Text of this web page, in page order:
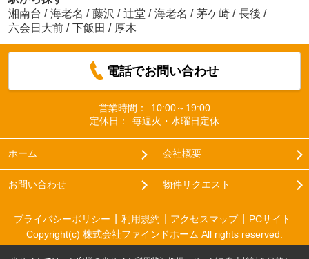
湘南台 / 海老名 / 藤沢 / 辻堂 / 海老名 / 茅ケ崎 / 長後 /
六会日大前 / 下飯田 / 厚木
電話でお問い合わせ
営業時間：
10:00～19:00
定休日：
毎週火・水曜日定休
ホーム 会社概要
お問い合わせ 物件リクエスト
プライバシーポリシー 利用規約 アクセスマップ
PCサイト
Copyright(c) 株式会社ファインドホーム All rights reserved.